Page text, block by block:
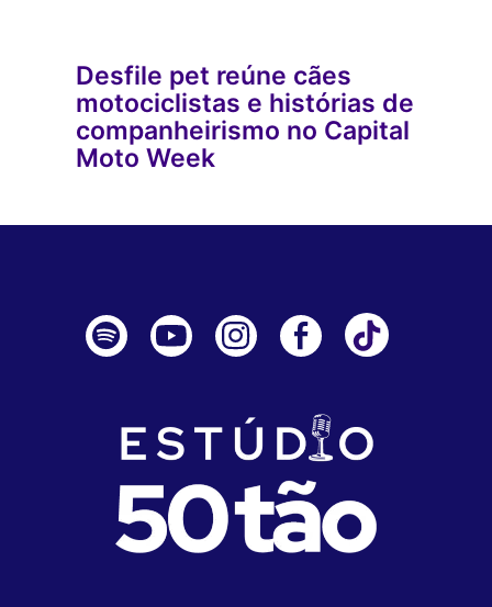
Desfile pet reúne cães
motociclistas e histórias de
companheirismo no Capital
Moto Week